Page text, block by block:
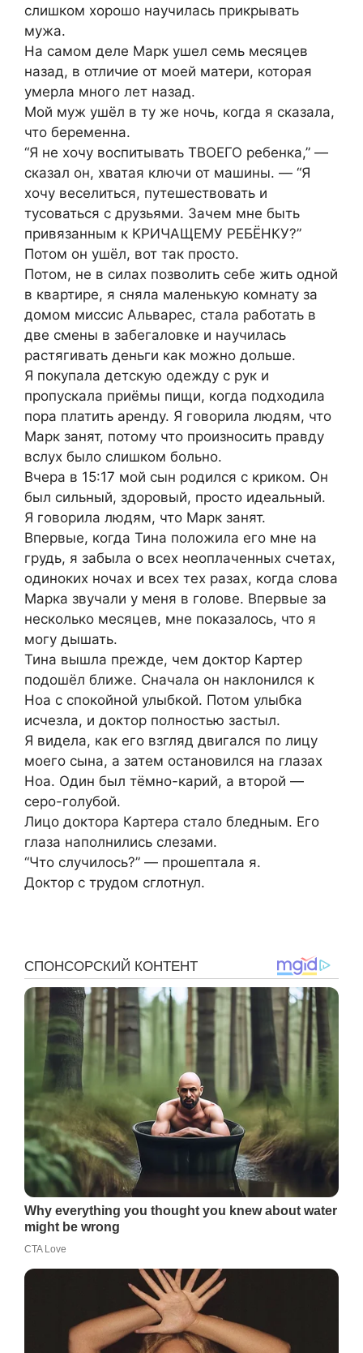
слишком хорошо научилась прикрывать
мужа.
На самом деле Марк ушел семь месяцев
назад, в отличие от моей матери, которая
умерла много лет назад.
Мой муж ушёл в ту же ночь, когда я сказала,
что беременна.
“Я не хочу воспитывать ТВОЕГО ребенка,” —
сказал он, хватая ключи от машины. — “Я
хочу веселиться, путешествовать и
тусоваться с друзьями. Зачем мне быть
привязанным к КРИЧАЩЕМУ РЕБЁНКУ?”
Потом он ушёл, вот так просто.
Потом, не в силах позволить себе жить одной
в квартире, я сняла маленькую комнату за
домом миссис Альварес, стала работать в
две смены в забегаловке и научилась
растягивать деньги как можно дольше.
Я покупала детскую одежду с рук и
пропускала приёмы пищи, когда подходила
пора платить аренду. Я говорила людям, что
Марк занят, потому что произносить правду
вслух было слишком больно.
Вчера в 15:17 мой сын родился с криком. Он
был сильный, здоровый, просто идеальный.
Я говорила людям, что Марк занят.
Впервые, когда Тина положила его мне на
грудь, я забыла о всех неоплаченных счетах,
одиноких ночах и всех тех разах, когда слова
Марка звучали у меня в голове. Впервые за
несколько месяцев, мне показалось, что я
могу дышать.
Тина вышла прежде, чем доктор Картер
подошёл ближе. Сначала он наклонился к
Ноа с спокойной улыбкой. Потом улыбка
исчезла, и доктор полностью застыл.
Я видела, как его взгляд двигался по лицу
моего сына, а затем остановился на глазах
Ноа. Один был тёмно-карий, а второй —
серо-голубой.
Лицо доктора Картера стало бледным. Его
глаза наполнились слезами.
“Что случилось?” — прошептала я.
Доктор с трудом сглотнул.